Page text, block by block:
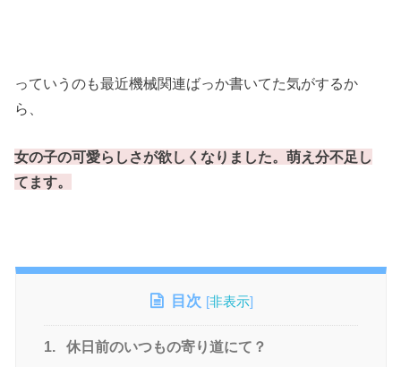
っていうのも最近機械関連ばっか書いてた気がするか
ら、
女の子の可愛らしさが欲しくなりました。萌え分不足し
てます。
目次 [非表示]
1. 休日前のいつもの寄り道にて？